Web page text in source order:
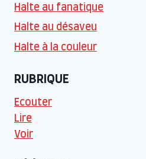
Halte au fanatique
Halte au désaveu
Halte à la couleur
RUBRIQUE
Ecouter
Lire
Voir